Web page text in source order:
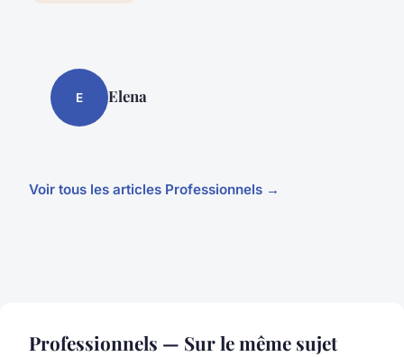
E Elena
Voir tous les articles Professionnels →
Professionnels — Sur le même sujet